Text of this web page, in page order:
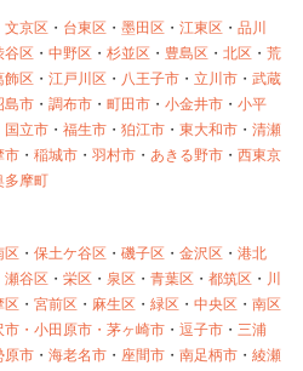
文京区 ・ 台東区 ・ 墨田区 ・ 江東区 ・ 品川
谷区 ・ 中野区 ・ 杉並区 ・ 豊島区 ・ 北区 ・ 荒
飾区 ・ 江戸川区 ・ 八王子市 ・ 立川市 ・ 武蔵
島市 ・ 調布市 ・ 町田市 ・ 小金井市 ・ 小平
国立市 ・ 福生市 ・ 狛江市 ・ 東大和市 ・ 清瀬
市 ・ 稲城市 ・ 羽村市 ・ あきる野市 ・ 西東京
多摩町
区 ・ 保土ケ谷区 ・ 磯子区 ・ 金沢区 ・ 港北
瀬谷区 ・ 栄区 ・ 泉区 ・ 青葉区 ・ 都筑区 ・ 川
区 ・ 宮前区 ・ 麻生区 ・ 緑区 ・ 中央区 ・ 南区
・ 小田原市・ 茅ヶ崎市 ・ 逗子市 ・ 三浦
原市 ・ 海老名市 ・ 座間市 ・ 南足柄市 ・ 綾瀬